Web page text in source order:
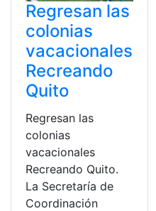
Regresan las
colonias
vacacionales
Recreando
Quito
Regresan las
colonias
vacacionales
Recreando Quito.
La Secretaría de
Coordinación